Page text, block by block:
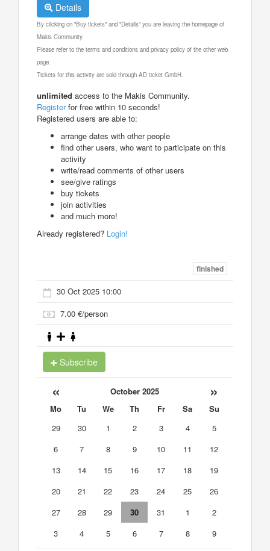
Details
By clicking on "Buy tickets" and "Details" you are leaving the homepage of
Makis Community.
Please refer to the terms and conditions and privacy policy of the other web
page.
Tickets for this activity are sold through AD ticket GmbH.
unlimited access to the Makis Community.
Registerfor free within 10 seconds!
Registered users are able to:
arrange dates with other people
find other users, who want to participate on this
activity
write/read comments of other users
see/give ratings
buy tickets
join activities
and much more!
Already registered? Login!
finished
30 Oct 2025 10:00
7.00 €/person
Subscribe
« October 2025 »
Mo Tu We Th Fr Sa
Su
29
30 1 2 3 4
5
6
7 8 9 10 11
12
13
14 15 16 17 18
19
20
21 22 23 24 25
26
27
28 29 30 31 1
2
3
4 5 6 7 8 9